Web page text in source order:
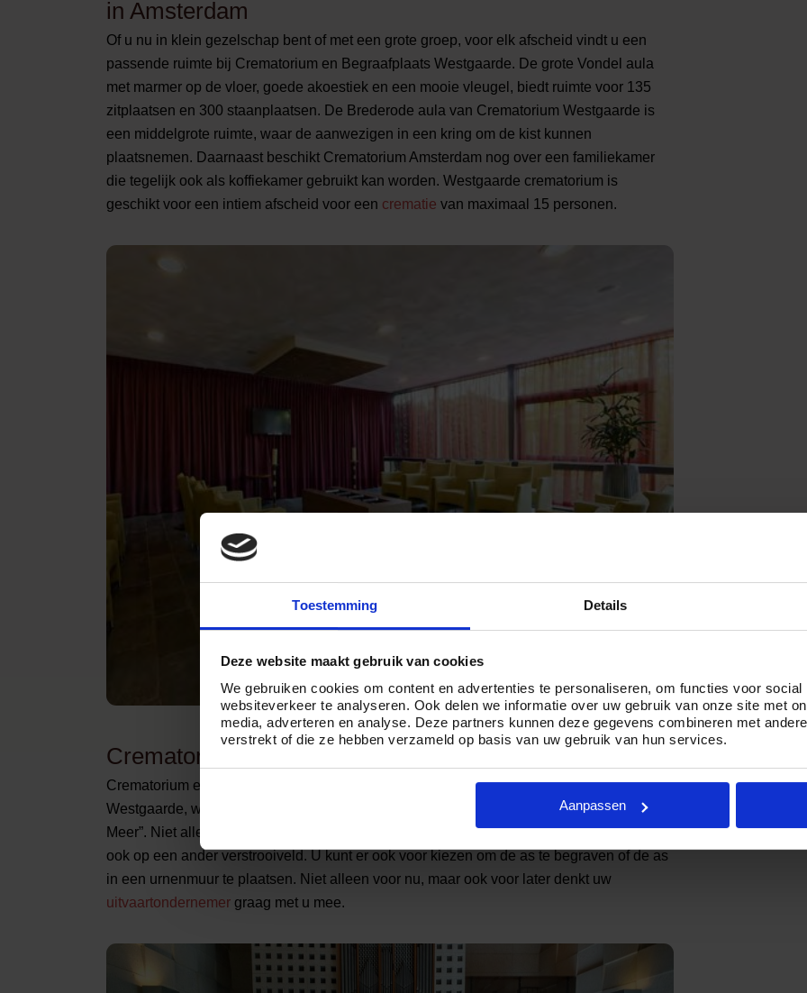
Toestemming Details
Deze website maakt gebruik van cookies
We gebruiken cookies om content en advertenties te personaliseren, om functies voor
websiteverkeer te analyseren. Ook delen we informatie over uw gebruik van onze site met
media, adverteren en analyse. Deze partners kunnen deze gegevens combineren met
verstrekt of die ze hebben verzameld op basis van uw gebruik van hun services.
Aanpassen
in Amsterdam
Of u nu in klein gezelschap bent of met een grote groep, voor elk afscheid vindt u een
passende ruimte bij Crematorium en Begraafplaats Westgaarde. De grote Vondel aula
met marmer op de vloer, goede akoestiek en een mooie vleugel, biedt ruimte voor 135
zitplaatsen en 300 staanplaatsen. De Brederode aula van Crematorium Westgaarde is
een middelgrote ruimte, waar de aanwezigen in een kring om de kist kunnen
plaatsnemen. Daarnaast beschikt Crematorium Amsterdam nog over een familiekamer
die tegelijk ook als koffiekamer gebruikt kan worden. Westgaarde crematorium is
geschikt voor een intiem afscheid voor een crematie van maximaal 15 personen.
Crematorium Westgaarde biedt rust en ruimte
Crematorium en Begraafplaats Westgaarde ligt in een mooi park, Herdenkingspark
Westgaarde, waar ook het Ajax-herdenkingsveld is met gras van het oude stadion “De
Meer”. Niet alleen hier kunnen asresten van de overledene worden uitgestrooid, maar
ook op een ander verstrooiveld. U kunt er ook voor kiezen om de as te begraven of de as
in een urnenmuur te plaatsen. Niet alleen voor nu, maar ook voor later denkt uw
uitvaartondernemer graag met u mee.